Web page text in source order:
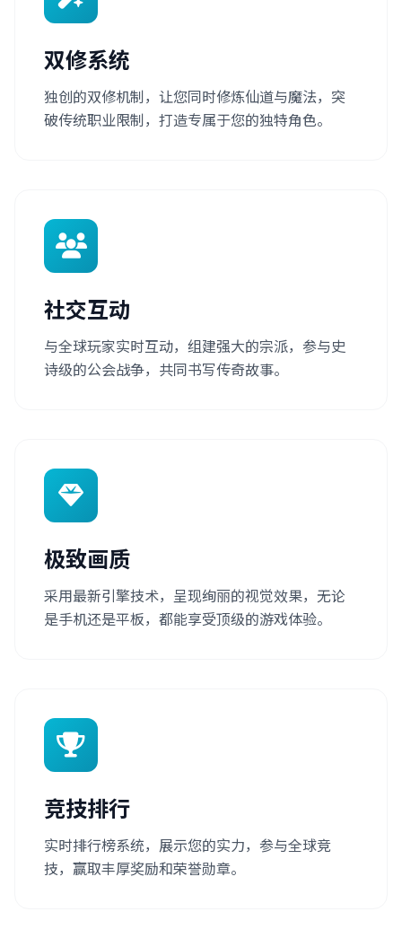
双修系统
独创的双修机制，让您同时修炼仙道与魔法，突
破传统职业限制，打造专属于您的独特角色。
社交互动
与全球玩家实时互动，组建强大的宗派，参与史
诗级的公会战争，共同书写传奇故事。
极致画质
采用最新引擎技术，呈现绚丽的视觉效果，无论
是手机还是平板，都能享受顶级的游戏体验。
竞技排行
实时排行榜系统，展示您的实力，参与全球竞
技，赢取丰厚奖励和荣誉勋章。